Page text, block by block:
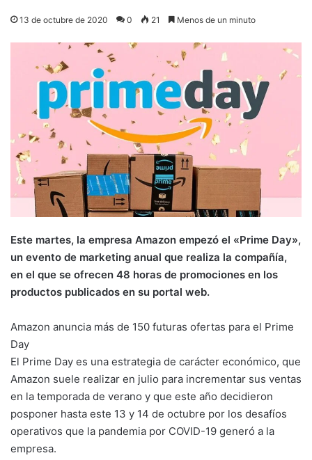
13 de octubre de 2020 0 21 Menos de un minuto
Este martes, la empresa Amazon empezó el «Prime Day»,
un evento de marketing anual que realiza la compañía,
en el que se ofrecen 48 horas de promociones en los
productos publicados en su portal web.
Amazon anuncia más de 150 futuras ofertas para el Prime
Day
El Prime Day es una estrategia de carácter económico, que
Amazon suele realizar en julio para incrementar sus ventas
en la temporada de verano y que este año decidieron
posponer hasta este 13 y 14 de octubre por los desafíos
operativos que la pandemia por COVID-19 generó a la
empresa.